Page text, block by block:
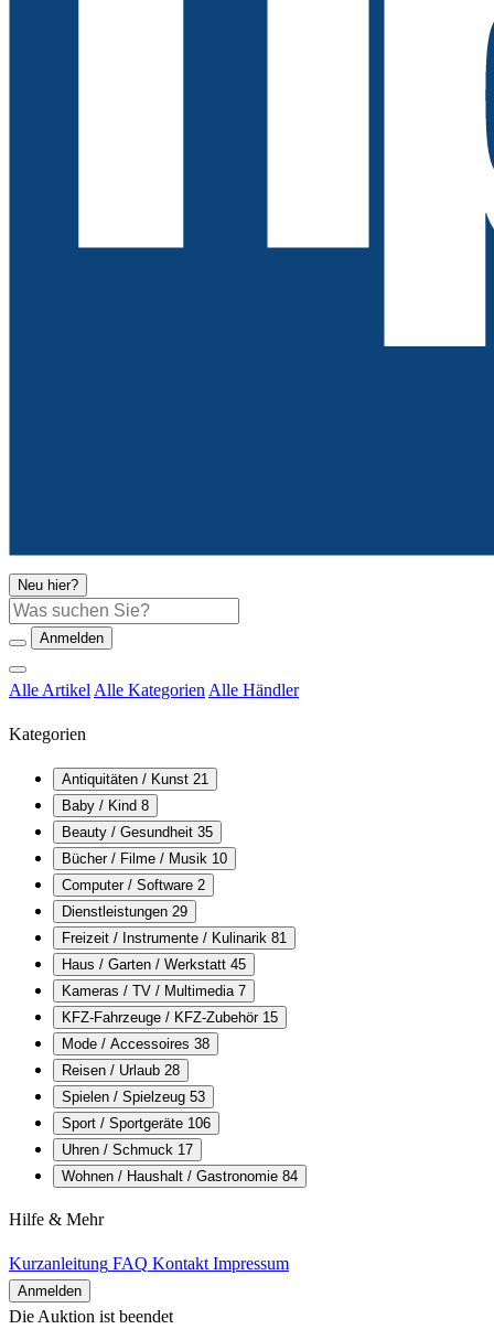
Neu hier?
Suche
Anmelden
Alle Artikel Alle Kategorien Alle Händler
Kategorien
Antiquitäten / Kunst 21
Baby / Kind 8
Beauty / Gesundheit 35
Bücher / Filme / Musik 10
Computer / Software 2
Dienstleistungen 29
Freizeit / Instrumente / Kulinarik 81
Haus / Garten / Werkstatt 45
Kameras / TV / Multimedia 7
KFZ-Fahrzeuge / KFZ-Zubehör 15
Mode / Accessoires 38
Reisen / Urlaub 28
Spielen / Spielzeug 53
Sport / Sportgeräte 106
Uhren / Schmuck 17
Wohnen / Haushalt / Gastronomie 84
Hilfe & Mehr
Kurzanleitung FAQ Kontakt Impressum
Anmelden
Die Auktion ist beendet